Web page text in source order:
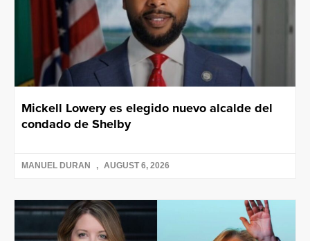
Mickell Lowery es elegido nuevo alcalde del
condado de Shelby
MANUEL DURAN AUGUST 6, 2026